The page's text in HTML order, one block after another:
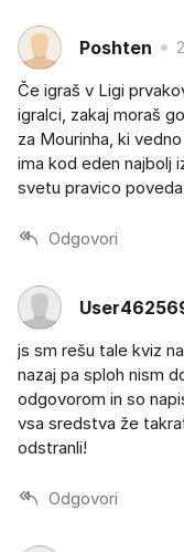
Poshten
Če igraš v Ligi
igralci, zakaj moraš
za Mourinha, ki
ima kod eden najbolj
svetu pravico
Odgovori
js sm rešu tale kviz
nazaj pa sploh nism
odgovorom in so
vsa sredstva že
odstranli!
Odgovori